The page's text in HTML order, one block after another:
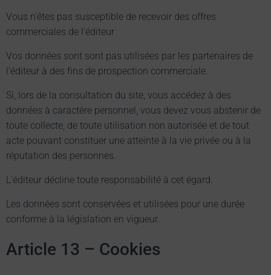
Vous n’êtes pas susceptible de recevoir des offres
commerciales de l’éditeur
Vos données sont sont pas utilisées par les partenaires de
l’éditeur à des fins de prospection commerciale.
Si, lors de la consultation du site, vous accédez à des
données à caractère personnel, vous devez vous abstenir de
toute collecte, de toute utilisation non autorisée et de tout
acte pouvant constituer une atteinte à la vie privée ou à la
réputation des personnes.
L’éditeur décline toute responsabilité à cet égard.
Les données sont conservées et utilisées pour une durée
conforme à la législation en vigueur.
Article 13 – Cookies